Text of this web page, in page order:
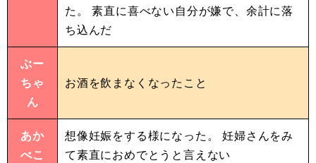
た。 素直に喜べない自分が嫌で、余計に落
ち込んだ
ぶー
ちゃ
ん
お酒を飲まなくなったこと
あか
べこ
想像妊娠をする様になった。 妊婦さんをみ
て素直におめでとうと言えない